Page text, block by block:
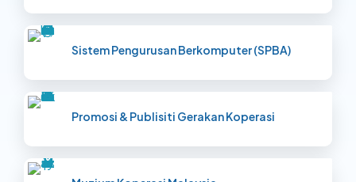
Sistem Pengurusan Berkomputer (SPBA)
Promosi & Publisiti Gerakan Koperasi